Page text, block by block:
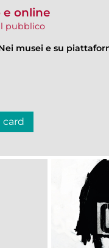
e online
pubblico
musei e su
card